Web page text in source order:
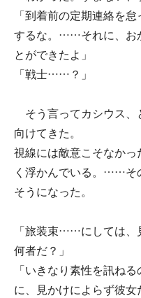
「到着前の定期連絡を
するな。……それに、お
とができたよ」
「戦士……？」
そう言ってカシウス、
向けてきた。
視線には敵意こそなか
く浮かんでいる。……そ
そうになった。
「旅装束……にしては、
何者だ？」
「いきなり素性を訊ね
に、見かけによらず彼